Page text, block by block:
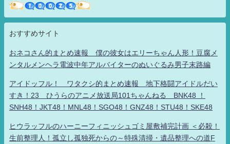
おすすめサイト
おネコさん的まとめ速報 僕の彼女はエリーちゃん人形！豆腐メ
ンタルメンヘラ電波中年アルバイターのぬいぐるみ男子末路編
アイドッフル！ ワタクシ的まとめ速報 地下格闘アイドルだい
すき！23 ひうらのアニメ放送局101ちゃんねる BNK48 ！
SNH48！JKT48！MNL48！SGO48！GNZ48！STU48！SKE48
ヒウラッフルのハーニーフィニッシュゴミ屋敷補完計画 ＜必殺！
生前整理人！孤立し孤独死からの～特殊清掃・遺品整理への道F